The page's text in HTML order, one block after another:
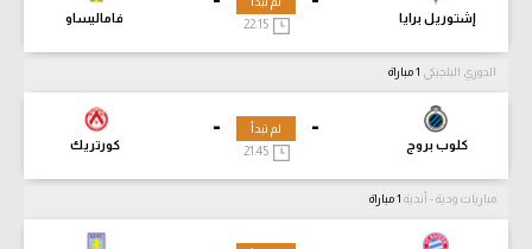
إشتوريل برايا فاماليساو 22:15
الدوري البلجيكي
-
كلوب بروج
-
كورتريك
لم تبدأ
21:45
مباريات ودية - أندية